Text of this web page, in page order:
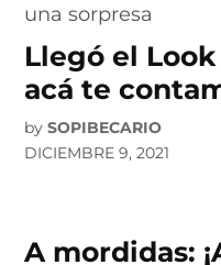
Llegó el
acá te
by SOPIBECARIO
DICIEMBRE 9, 2021
A mordidas: